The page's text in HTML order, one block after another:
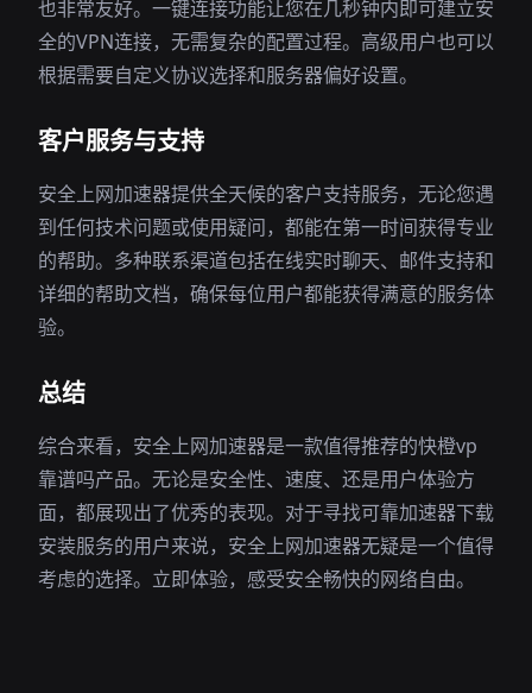
也非常友好。一键连接功能让您在几秒钟内即可建立安
全的VPN连接，无需复杂的配置过程。高级用户也可以
根据需要自定义协议选择和服务器偏好设置。
客户服务与支持
安全上网加速器提供全天候的客户支持服务，无论您遇
到任何技术问题或使用疑问，都能在第一时间获得专业
的帮助。多种联系渠道包括在线实时聊天、邮件支持和
详细的帮助文档，确保每位用户都能获得满意的服务体
验。
总结
综合来看，安全上网加速器是一款值得推荐的快橙vp
靠谱吗产品。无论是安全性、速度、还是用户体验方
面，都展现出了优秀的表现。对于寻找可靠加速器下载
安装服务的用户来说，安全上网加速器无疑是一个值得
考虑的选择。立即体验，感受安全畅快的网络自由。